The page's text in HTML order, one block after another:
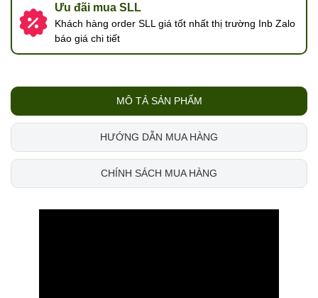
Ưu đãi mua SLL
Khách hàng order SLL giá tốt nhất thị trường Inb Zalo
báo giá chi tiết
MÔ TẢ SẢN PHẨM
HƯỚNG DẪN MUA HÀNG
CHÍNH SÁCH MUA HÀNG